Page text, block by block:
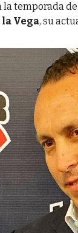
la temporada
Vega, su